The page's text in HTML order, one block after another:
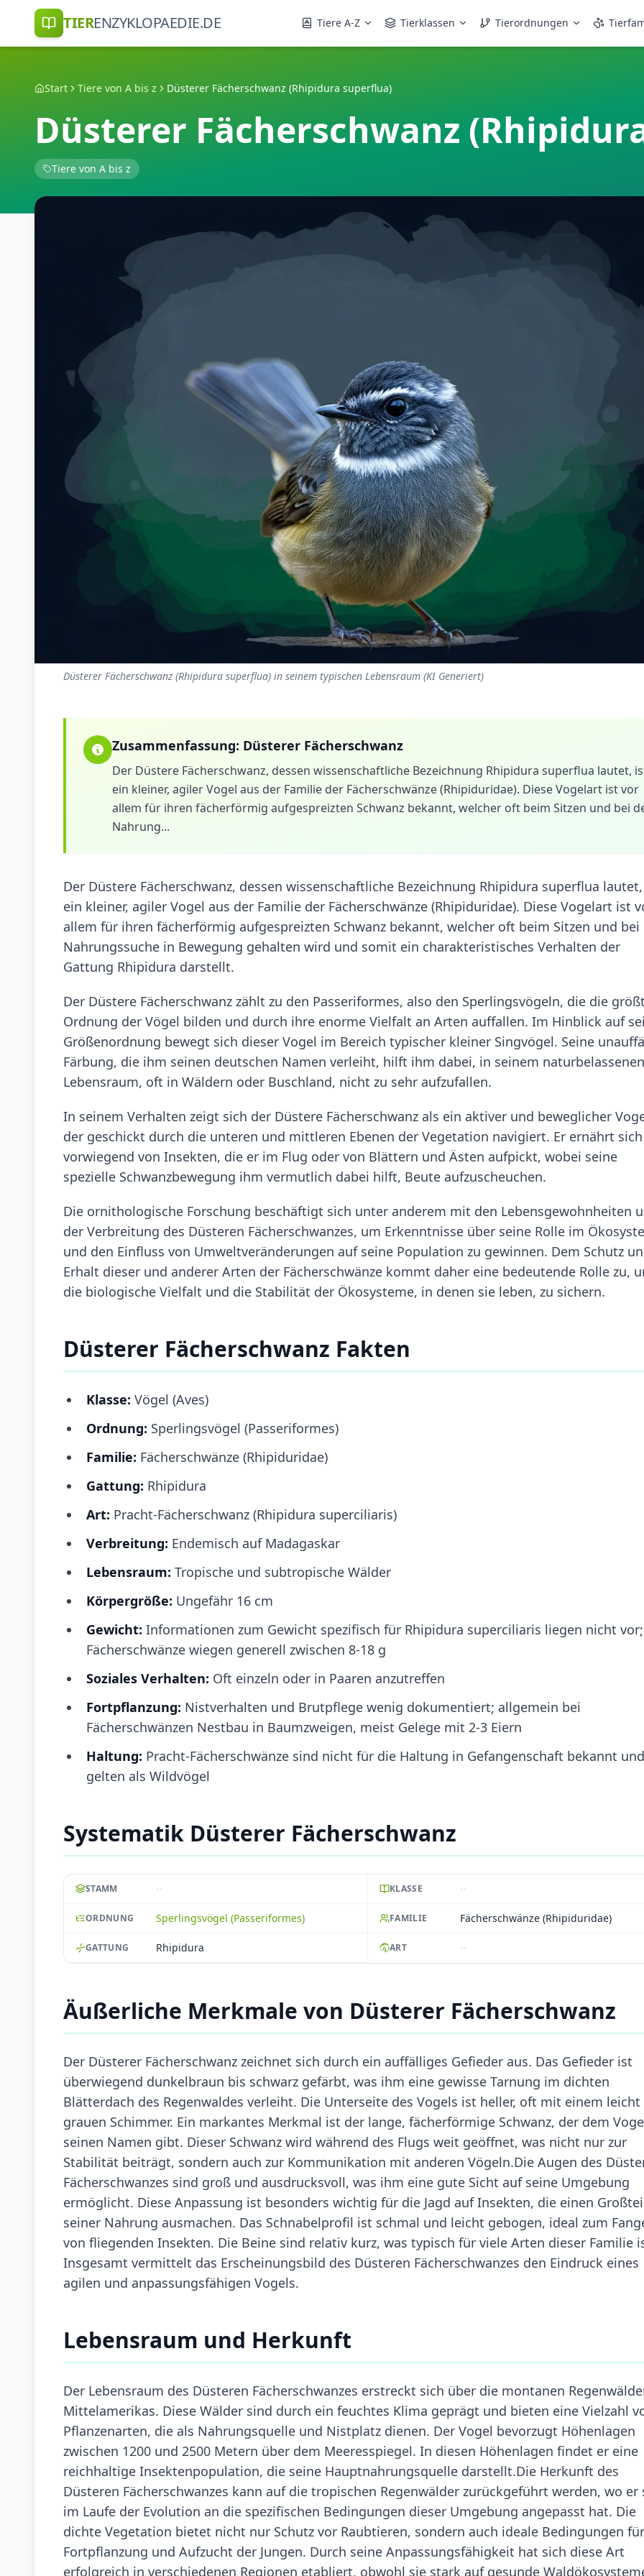
TIERENZYKLOPAEDIE.DE Tiere A-Z Tierklassen Tierordnungen
Start Tiere von A bis z Düsterer Fächerschwanz (Rhipidura superflua)
Düsterer Fächerschwanz
Tiere von A bis z
Düsterer Fächerschwanz (Rhipidura superflua) in seinem typischen Lebensraum (KI Generiert)
Zusammenfassung: Düsterer Fächerschwanz
Der Düstere Fächerschwanz, dessen wissenschaftliche Bezeichnung Rhipidura superflua lautet,
ein kleiner, agiler Vogel aus der Familie der Fächerschwänze (Rhipiduridae). Diese Vogelart ist vor
allem für ihren fächerförmig aufgespreizten Schwanz bekannt, welcher oft beim Sitzen und bei
Nahrung...
Der Düstere Fächerschwanz, dessen wissenschaftliche Bezeichnung Rhipidura superflua
ein kleiner, agiler Vogel aus der Familie der Fächerschwänze (Rhipiduridae). Diese Vogelart ist
allem für ihren fächerförmig aufgespreizten Schwanz bekannt, welcher oft beim Sitzen und bei
Nahrungssuche in Bewegung gehalten wird und somit ein charakteristisches Verhalten der
Gattung Rhipidura darstellt.
Der Düstere Fächerschwanz zählt zu den Passeriformes, also den Sperlingsvögeln, die die
Ordnung der Vögel bilden und durch ihre enorme Vielfalt an Arten auffallen. Im Hinblick auf
Größenordnung bewegt sich dieser Vogel im Bereich typischer kleiner Singvögel. Seine
Färbung, die ihm seinen deutschen Namen verleiht, hilft ihm dabei, in seinem naturbelassenen
Lebensraum, oft in Wäldern oder Buschland, nicht zu sehr aufzufallen.
In seinem Verhalten zeigt sich der Düstere Fächerschwanz als ein aktiver und beweglicher
der geschickt durch die unteren und mittleren Ebenen der Vegetation navigiert. Er ernährt sich
vorwiegend von Insekten, die er im Flug oder von Blättern und Ästen aufpickt, wobei seine
spezielle Schwanzbewegung ihm vermutlich dabei hilft, Beute aufzuscheuchen.
Die ornithologische Forschung beschäftigt sich unter anderem mit den Lebensgewohnheiten
der Verbreitung des Düsteren Fächerschwanzes, um Erkenntnisse über seine Rolle im
und den Einfluss von Umweltveränderungen auf seine Population zu gewinnen. Dem Schutz
Erhalt dieser und anderer Arten der Fächerschwänze kommt daher eine bedeutende Rolle zu,
die biologische Vielfalt und die Stabilität der Ökosysteme, in denen sie leben, zu sichern.
Düsterer Fächerschwanz Fakten
Klasse: Vögel (Aves)
Ordnung: Sperlingsvögel (Passeriformes)
Familie: Fächerschwänze (Rhipiduridae)
Gattung: Rhipidura
Art: Pracht-Fächerschwanz (Rhipidura superciliaris)
Verbreitung: Endemisch auf Madagaskar
Lebensraum: Tropische und subtropische Wälder
Körpergröße: Ungefähr 16 cm
Gewicht: Informationen zum Gewicht spezifisch für Rhipidura superciliaris liegen nicht vor;
Fächerschwänze wiegen generell zwischen 8-18 g
Soziales Verhalten: Oft einzeln oder in Paaren anzutreffen
Fortpflanzung: Nistverhalten und Brutpflege wenig dokumentiert; allgemein bei
Fächerschwänzen Nestbau in Baumzweigen, meist Gelege mit 2-3 Eiern
Haltung: Pracht-Fächerschwänze sind nicht für die Haltung in Gefangenschaft bekannt und
gelten als Wildvögel
Systematik Düsterer Fächerschwanz
STAMM -- KLASSE --
ORDNUNG Sperlingsvögel (Passeriformes) FAMILIE Fächerschwänze (Rhipiduridae)
GATTUNG Rhipidura ART --
Äußerliche Merkmale von Düsterer Fächerschwanz
Der Düsterer Fächerschwanz zeichnet sich durch ein auffälliges Gefieder aus. Das Gefieder ist
überwiegend dunkelbraun bis schwarz gefärbt, was ihm eine gewisse Tarnung im dichten
Blätterdach des Regenwaldes verleiht. Die Unterseite des Vogels ist heller, oft mit einem leicht
grauen Schimmer. Ein markantes Merkmal ist der lange, fächerförmige Schwanz, der dem
seinen Namen gibt. Dieser Schwanz wird während des Flugs weit geöffnet, was nicht nur zur
Stabilität beiträgt, sondern auch zur Kommunikation mit anderen Vögeln.Die Augen des
Fächerschwanzes sind groß und ausdrucksvoll, was ihm eine gute Sicht auf seine Umgebung
ermöglicht. Diese Anpassung ist besonders wichtig für die Jagd auf Insekten, die einen
seiner Nahrung ausmachen. Das Schnabelprofil ist schmal und leicht gebogen, ideal zum
von fliegenden Insekten. Die Beine sind relativ kurz, was typisch für viele Arten dieser Familie
Insgesamt vermittelt das Erscheinungsbild des Düsteren Fächerschwanzes den Eindruck eines
agilen und anpassungsfähigen Vogels.
Lebensraum und Herkunft
Der Lebensraum des Düsteren Fächerschwanzes erstreckt sich über die montanen
Mittelamerikas. Diese Wälder sind durch ein feuchtes Klima geprägt und bieten eine Vielzahl
Pflanzenarten, die als Nahrungsquelle und Nistplatz dienen. Der Vogel bevorzugt Höhenlagen
zwischen 1200 und 2500 Metern über dem Meeresspiegel. In diesen Höhenlagen findet er eine
reichhaltige Insektenpopulation, die seine Hauptnahrungsquelle darstellt.Die Herkunft des
Düsteren Fächerschwanzes kann auf die tropischen Regenwälder zurückgeführt werden, wo er
im Laufe der Evolution an die spezifischen Bedingungen dieser Umgebung angepasst hat. Die
dichte Vegetation bietet nicht nur Schutz vor Raubtieren, sondern auch ideale Bedingungen
Fortpflanzung und Aufzucht der Jungen. Durch seine Anpassungsfähigkeit hat sich diese Art
erfolgreich in verschiedenen Regionen etabliert, obwohl sie stark auf gesunde